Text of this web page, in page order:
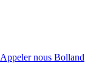
Appeler nous Bolland